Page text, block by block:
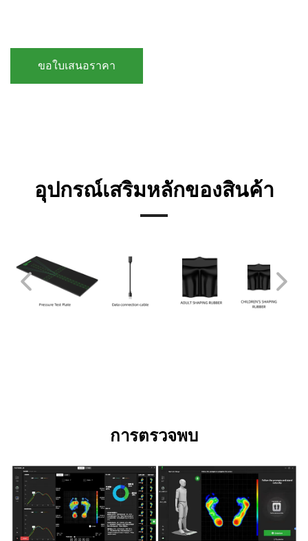
ขอใบเสนอราคา
อุปกรณ์เสริมหลักของสินค้า
การตรวจพบ